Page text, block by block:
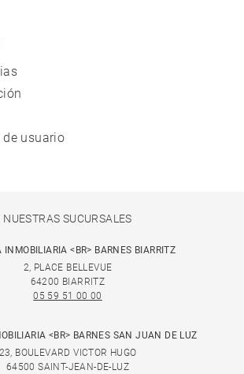
usuario
NUESTRAS SUCURSALES
INMOBILIARIA <BR> BARNES BIARRITZ
2, PLACE BELLEVUE
64200 BIARRITZ
05 59 51 00 00
<BR> BARNES SAN JUAN DE LUZ
23, BOULEVARD VICTOR HUGO
64500 SAINT-JEAN-DE-LUZ